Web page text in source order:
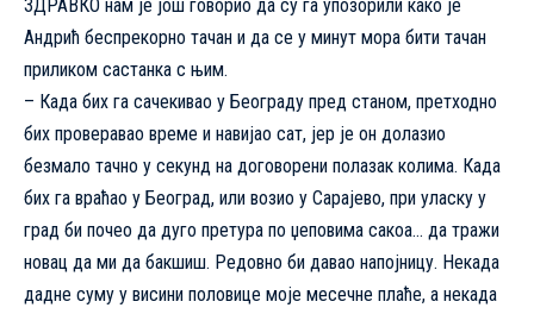
ЗДРАВКО нам је још говорио да су га упозорили како је
Андрић беспрекорно тачан и да се у минут мора бити тачан
приликом састанка с њим.
– Када бих га сачекивао у Београду пред станом, претходно
бих проверавао време и навијао сат, јер је он долазио
безмало тачно у секунд на договорени полазак колима. Када
бих га враћао у Београд, или возио у Сарајево, при уласку у
град би почео да дуго претура по џеповима сакоа… да тражи
новац да ми да бакшиш. Редовно би давао напојницу. Некада
дадне суму у висини половице моје месечне плаће, а некада